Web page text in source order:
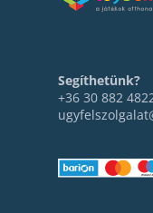
Segíthetünk?
+36 30 882